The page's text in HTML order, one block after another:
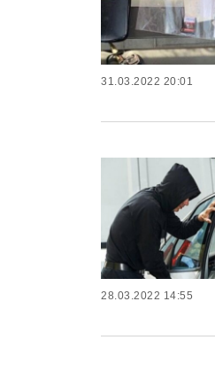
31.03.2022 20:01
28.03.2022 14:55